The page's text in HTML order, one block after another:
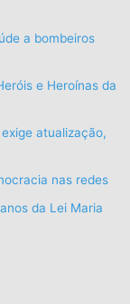
a bombeiros
e Heroínas da
atualização,
nas redes
da Lei Maria